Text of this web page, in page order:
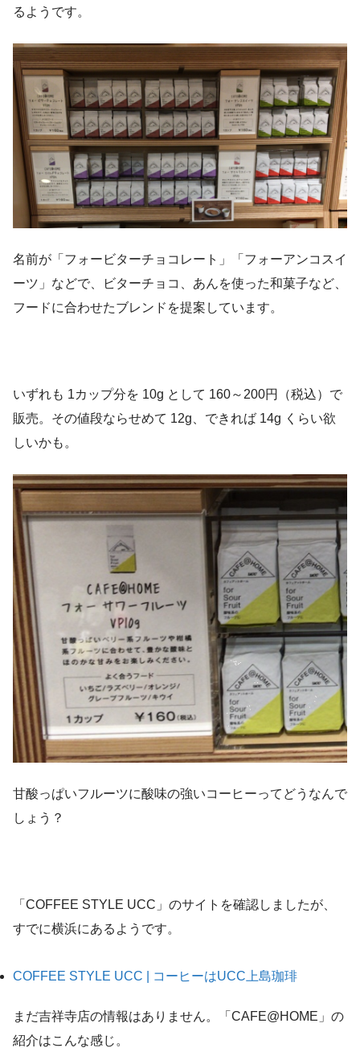
るようです。
名前が「フォービターチョコレート」「フォーアンコスイ
ーツ」などで、ビターチョコ、あんを使った和菓子など、
フードに合わせたブレンドを提案しています。
いずれも 1カップ分を 10g として 160～200円（税込）で
販売。その値段ならせめて 12g、できれば 14g くらい欲
しいかも。
甘酸っぱいフルーツに酸味の強いコーヒーってどうなんで
しょう？
「COFFEE STYLE UCC」のサイトを確認しましたが、
すでに横浜にあるようです。
COFFEE STYLE UCC | コーヒーはUCC上島珈琲
まだ吉祥寺店の情報はありません。「CAFE@HOME」の
紹介はこんな感じ。